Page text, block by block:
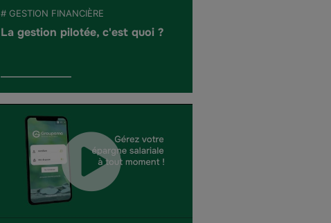
# GESTION FINANCIÈRE
La gestion pilotée, c'est quoi ?